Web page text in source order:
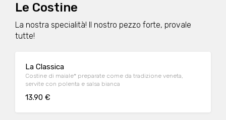
Le Costine
La nostra specialità! Il nostro pezzo forte, provale
tutte!
La Classica
Costine di maiale* preparate come da tradizione veneta,
servite con polenta e salsa bianca
13.90 €